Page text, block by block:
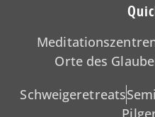
Orte des
Schweigeretreats